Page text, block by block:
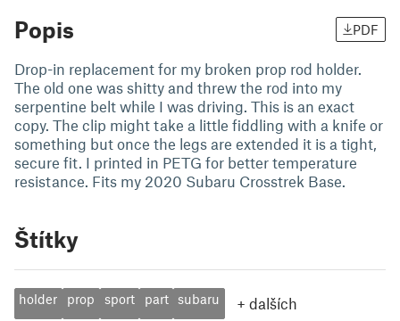
Popis PDF
Drop-in replacement for my broken prop rod holder.
The old one was shitty and threw the rod into my
serpentine belt while I was driving. This is an exact
copy. The clip might take a little fiddling with a knife or
something but once the legs are extended it is a tight,
secure fit. I printed in PETG for better temperature
resistance. Fits my 2020 Subaru Crosstrek Base.
Štítky
holder prop sport part subaru + dalších